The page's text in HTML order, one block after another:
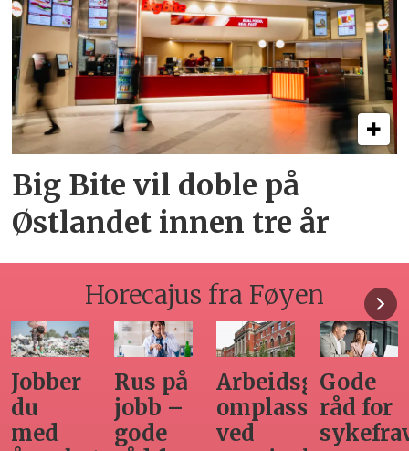
Big Bite vil doble på
Østlandet innen tre år
Horecajus fra Føyen
Arbeidsgivers
omplasseringsplikt
ved
Gode
råd for
sykefraværsoppfølging
Seminar
om
varsling
Hvilken
adgang
har